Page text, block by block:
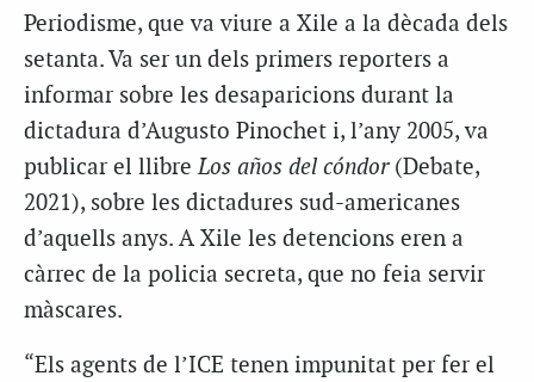
Periodisme, que va viure a Xile a la dècada dels
setanta. Va ser un dels primers reporters a
informar sobre les desaparicions durant la
dictadura d’Augusto Pinochet i, l’any 2005, va
publicar el llibreLos años del cóndor(Debate,
2021), sobre les dictadures sud-americanes
d’aquells anys. A Xile les detencions eren a
càrrec de la policia secreta, que no feia servir
màscares.
“Els agents de l’ICE tenen impunitat per fer el